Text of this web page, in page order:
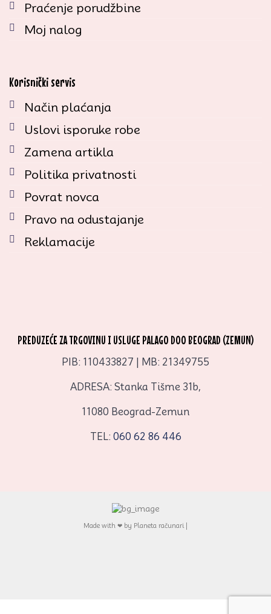
Praćenje porudžbine
Moj nalog
Korisnički servis
Način plaćanja
Uslovi isporuke robe
Zamena artikla
Politika privatnosti
Povrat novca
Pravo na odustajanje
Reklamacije
PREDUZEĆE ZA TRGOVINU I USLUGE PALAGO DOO BEOGRAD (ZEMUN)
PIB: 110433827 | MB: 21349755
ADRESA: Stanka Tišme 31b,
11080 Beograd-Zemun
TEL: 060 62 86 446
Made with ❤ by Planeta računari |